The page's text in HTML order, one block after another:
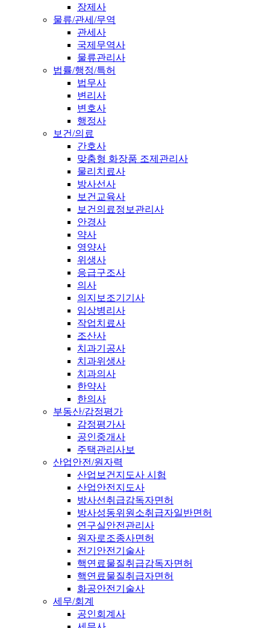
장제사
물류/관세/무역
관세사
국제무역사
물류관리사
법률/행정/특허
법무사
변리사
변호사
행정사
보건/의료
간호사
맞춤형 화장품 조제관리사
물리치료사
방사선사
보건교육사
보건의료정보관리사
안경사
약사
영양사
위생사
응급구조사
의사
의지보조기기사
임상병리사
작업치료사
조산사
치과기공사
치과위생사
치과의사
한약사
한의사
부동산/감정평가
감정평가사
공인중개사
주택관리사보
산업안전/원자력
산업보건지도사 시험
산업안전지도사
방사선취급감독자면허
방사성동위원소취급자일반면허
연구실안전관리사
원자로조종사면허
전기안전기술사
핵연료물질취급감독자면허
핵연료물질취급자면허
화공안전기술사
세무/회계
공인회계사